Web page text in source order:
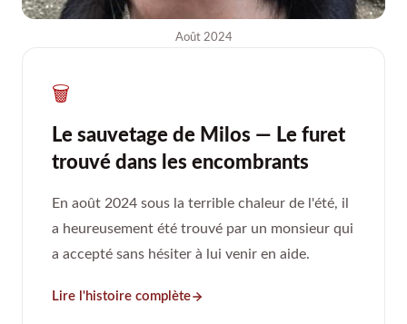
Août 2024
🗑️
Le sauvetage de Milos — Le furet
trouvé dans les encombrants
En août 2024 sous la terrible chaleur de l'été, il
a heureusement été trouvé par un monsieur qui
a accepté sans hésiter à lui venir en aide.
Lire l'histoire complète